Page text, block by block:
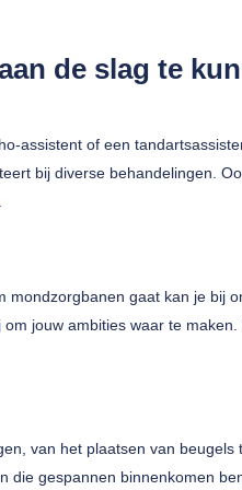
de slag te
assistent of een
bij diverse behandelingen.
mondzorgbanen gaat kan je bij
jouw ambities waar te maken.
van het plaatsen van beugels
die gespannen binnenkomen